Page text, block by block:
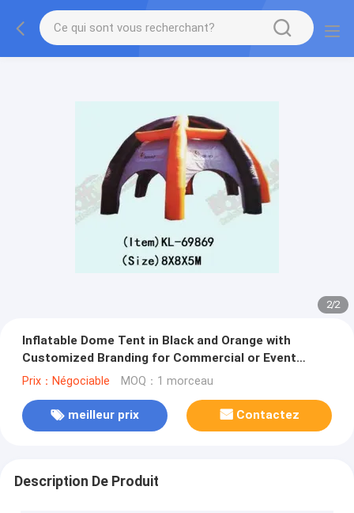
2/2
Inflatable Dome Tent in Black and Orange with
Customized Branding for Commercial or Event
Purposes
Prix：Négociable MOQ：1 morceau
meilleur prix Contactez
Description De Produit